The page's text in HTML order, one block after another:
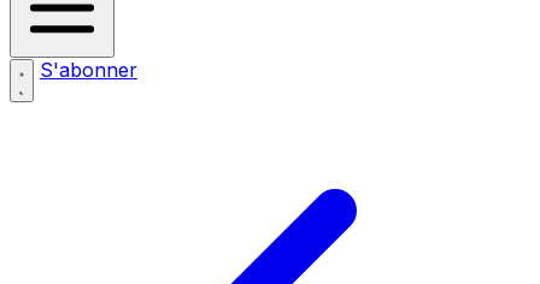
S'abonner